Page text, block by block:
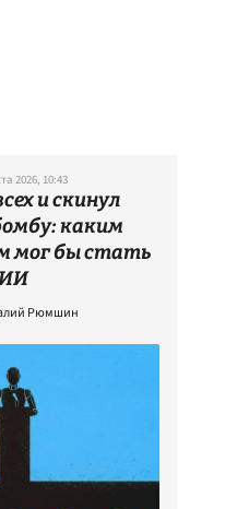
2026, 10:43
и скинул
каким
мог бы стать
Рюмшин